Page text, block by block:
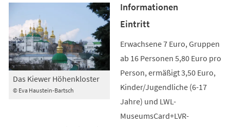
© Eva Haustein-Bartsch
Das Kiewer Höhenkloster
Informationen
Eintritt
Erwachsene 7 Euro, Gruppen
ab 16 Personen 5,80 Euro pro
Person, ermäßigt 3,50 Euro,
Kinder/Jugendliche (6-17
Jahre) und LWL-
MuseumsCard+LVR-